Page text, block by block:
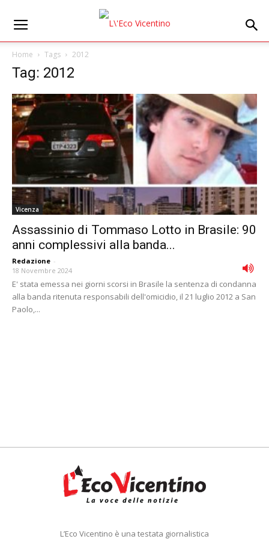
Home Tags 2012
Tag: 2012
Vicenza
Assassinio di Tommaso Lotto in Brasile: 90
anni complessivi alla banda...
Redazione -
18 Novembre 2024
E' stata emessa nei giorni scorsi in Brasile la sentenza di condanna
alla banda ritenuta responsabili dell'omicidio, il 21 luglio 2012 a San
Paolo,...
L’Eco Vicentino è una testata giornalistica